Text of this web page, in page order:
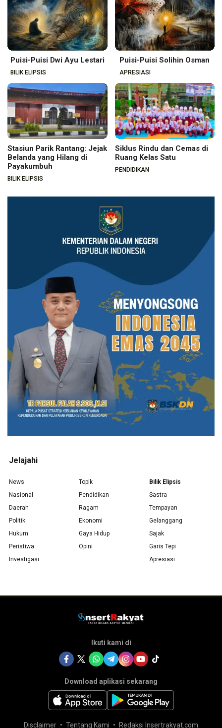
Puisi-Puisi Dwi Ayu Lestari
BILIK ELIPSIS
Puisi-Puisi Solihin Osman
APRESIASI
Stasiun Parik Rantang: Jejak
Belanda yang Hilang di
Payakumbuh
BILIK ELIPSIS
Siklus Rindu dan Cemas di
Ruang Kelas Satu
PENDIDIKAN
Jelajahi
News
Nasional
Daerah
Politik
Hukum
Peristiwa
Investigasi
Topik
Pendidikan
Ragam
Ekonomi
Gaya Hidup
Opini
Bilik Elipsis
Sastra
Tempayan
Gelanggang
Sajak
Garis Tepi
Apresiasi
Ikuti kami di
Download aplikasi sekarang
Disclaimer Tentang Kami Redaksi Insertrakyat.com